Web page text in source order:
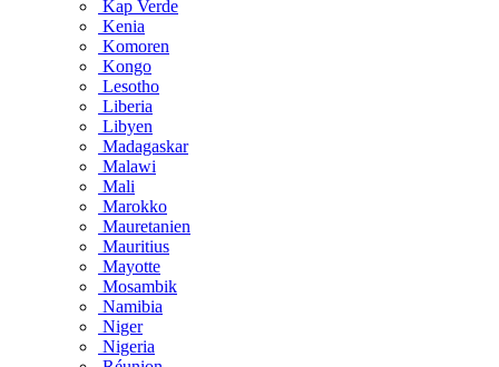
Kap Verde
Kenia
Komoren
Kongo
Lesotho
Liberia
Libyen
Madagaskar
Malawi
Mali
Marokko
Mauretanien
Mauritius
Mayotte
Mosambik
Namibia
Niger
Nigeria